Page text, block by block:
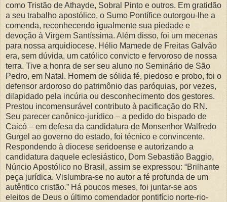
como Tristão de Athayde, Sobral Pinto e outros. Em gratidão
a seu trabalho apostólico, o Sumo Pontífice outorgou-lhe a
comenda, reconhecendo igualmente sua piedade e
devoção à Virgem Santíssima. Além disso, foi um mecenas
para nossa arquidiocese. Hélio Mamede de Freitas Galvão
era, sem dúvida, um católico convicto e fervoroso de nossa
terra. Tive a honra de ser seu aluno no Seminário de São
Pedro, em Natal. Homem de sólida fé, piedoso e probo, foi o
defensor ardoroso do patrimônio das paróquias, por vezes,
dilapidado pela incúria ou desconhecimento dos gestores.
Prestou incomensurável contributo à pacificação do RN.
Seu parecer canônico-jurídico – a pedido do bispado de
Caicó – em defesa da candidatura de Monsenhor Walfredo
Gurgel ao governo do estado, foi técnico e convincente.
Respondendo à diocese seridoense e autorizando a
candidatura daquele eclesiástico, Dom Sebastião Baggio,
Núncio Apostólico no Brasil, assim se expressou: “Brilhante
peça jurídica. Vislumbra-se no autor a fé profunda de um
autêntico cristão.” Há poucos meses, foi juntar-se aos
eleitos de Deus o último comendador pontifício norte-rio-